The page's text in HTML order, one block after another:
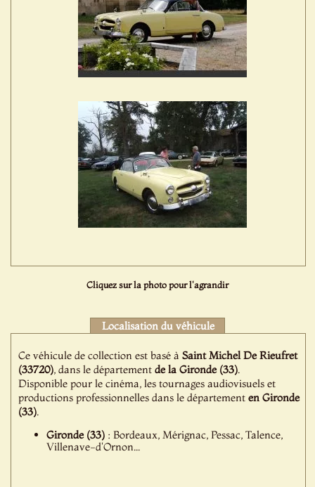
Cliquez sur la photo pour l'agrandir
Localisation du véhicule
Ce véhicule de collection est basé àSaint Michel De Rieufret
(33720), dans le départementde la Gironde (33).
Disponible pour le cinéma, les tournages audiovisuels et
productions professionnelles dans le départementen Gironde
(33).
Gironde (33) : Bordeaux, Mérignac, Pessac, Talence,
Villenave-d'Ornon...